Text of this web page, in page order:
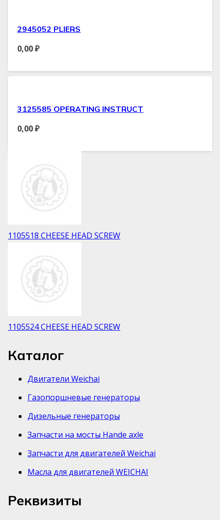
2945052 PLIERS
0,00₽
3125585 OPERATING INSTRUCT
0,00₽
1105518 CHEESE HEAD SCREW
1105524 CHEESE HEAD SCREW
Каталог
Двигатели Weichai
Газопоршневые генераторы
Дизельные генераторы
Запчасти на мосты Hande axle
Запчасти для двигателей Weichai
Масла для двигателей WEICHAI
Реквизиты